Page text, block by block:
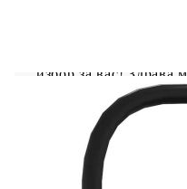
избор за вас! Здрава
Рамката на леглото
Стоманата е
материал, който
здравина и
крака: Това легло се
осигуряващи